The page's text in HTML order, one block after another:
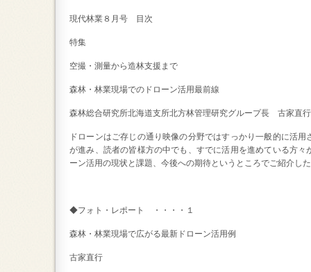
現代林業８月号 目次
特集
空撮・測量から造林支援まで
森林・林業現場でのドローン活用最前線
森林総合研究所北海道支所北方林管理研究グループ長 古家直行
ドローンはご存じの通り映像の分野ではすっかり一般的に活
が進み、読者の皆様方の中でも、すでに活用を進めている方
ーン活用の現状と課題、今後への期待というところでご紹介し
◆フォト・レポート ・・・・１
森林・林業現場で広がる最新ドローン活用例
古家直行